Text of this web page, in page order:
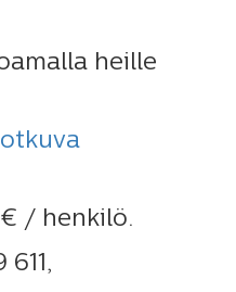
heille
/ henkilö.